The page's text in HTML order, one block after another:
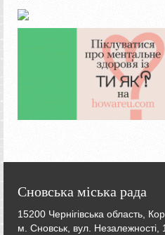
Сновська міська рада
15200 Чернігівська область,
м. Сновськ, вул. Незалежності,